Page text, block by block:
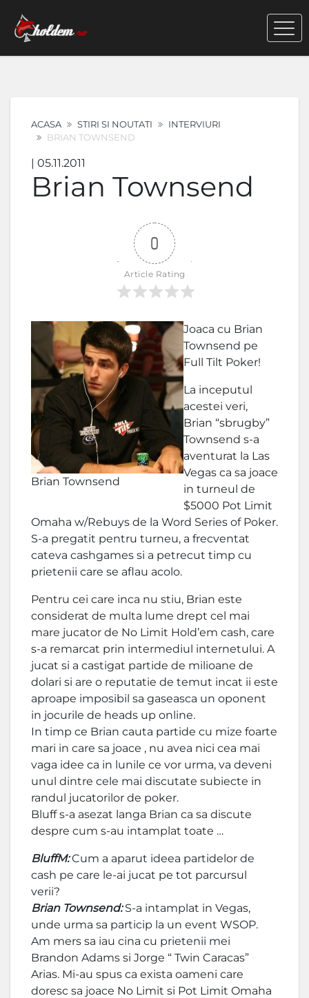
ACASA STIRI SI NOUTATI
INTERVIURI
BRIAN TOWNSEND
| 05.11.2011
Brian Townsend
0
Article Rating
Brian Townsend
Joaca cu Brian
Townsend pe
Full Tilt Poker!
La inceputul
acestei veri,
Brian “sbrugby”
Townsend s-a
aventurat la Las
Vegas ca sa joace
in turneul de
$5000 Pot Limit
Omaha w/Rebuys de la Word Series of Poker.
S-a pregatit pentru turneu, a frecventat
cateva cashgames si a petrecut timp cu
prietenii care se aflau acolo.
Pentru cei care inca nu stiu, Brian este
considerat de multa lume drept cel mai
mare jucator de No Limit Hold’em cash, care
s-a remarcat prin intermediul internetului. A
jucat si a castigat partide de milioane de
dolari si are o reputatie de temut incat ii este
aproape imposibil sa gaseasca un oponent
in jocurile de heads up online.
In timp ce Brian cauta partide cu mize foarte
mari in care sa joace , nu avea nici cea mai
vaga idee ca in lunile ce vor urma, va deveni
unul dintre cele mai discutate subiecte in
randul jucatorilor de poker.
Bluff s-a asezat langa Brian ca sa discute
despre cum s-au intamplat toate …
BluffM:Cum a aparut ideea partidelor de
cash pe care le-ai jucat pe tot parcursul
verii?
Brian Townsend:S-a intamplat in Vegas,
unde urma sa particip la un event WSOP.
Am mers sa iau cina cu prietenii mei
Brandon Adams si Jorge “ Twin Caracas”
Arias. Mi-au spus ca exista oameni care
doresc sa joace No Limit si Pot Limit Omaha